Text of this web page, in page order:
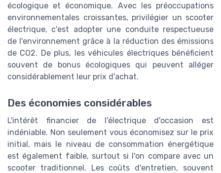
écologique et économique. Avec les préoccupations
environnementales croissantes, privilégier un scooter
électrique, c'est adopter une conduite respectueuse
de l'environnement grâce à la réduction des émissions
de CO2. De plus, les véhicules électriques bénéficient
souvent de bonus écologiques qui peuvent alléger
considérablement leur prix d'achat.
Des économies considérables
L'intérêt financier de l'électrique d'occasion est
indéniable. Non seulement vous économisez sur le prix
initial, mais le niveau de consommation énergétique
est également faible, surtout si l'on compare avec un
scooter traditionnel. Les coûts d'entretien, souvent